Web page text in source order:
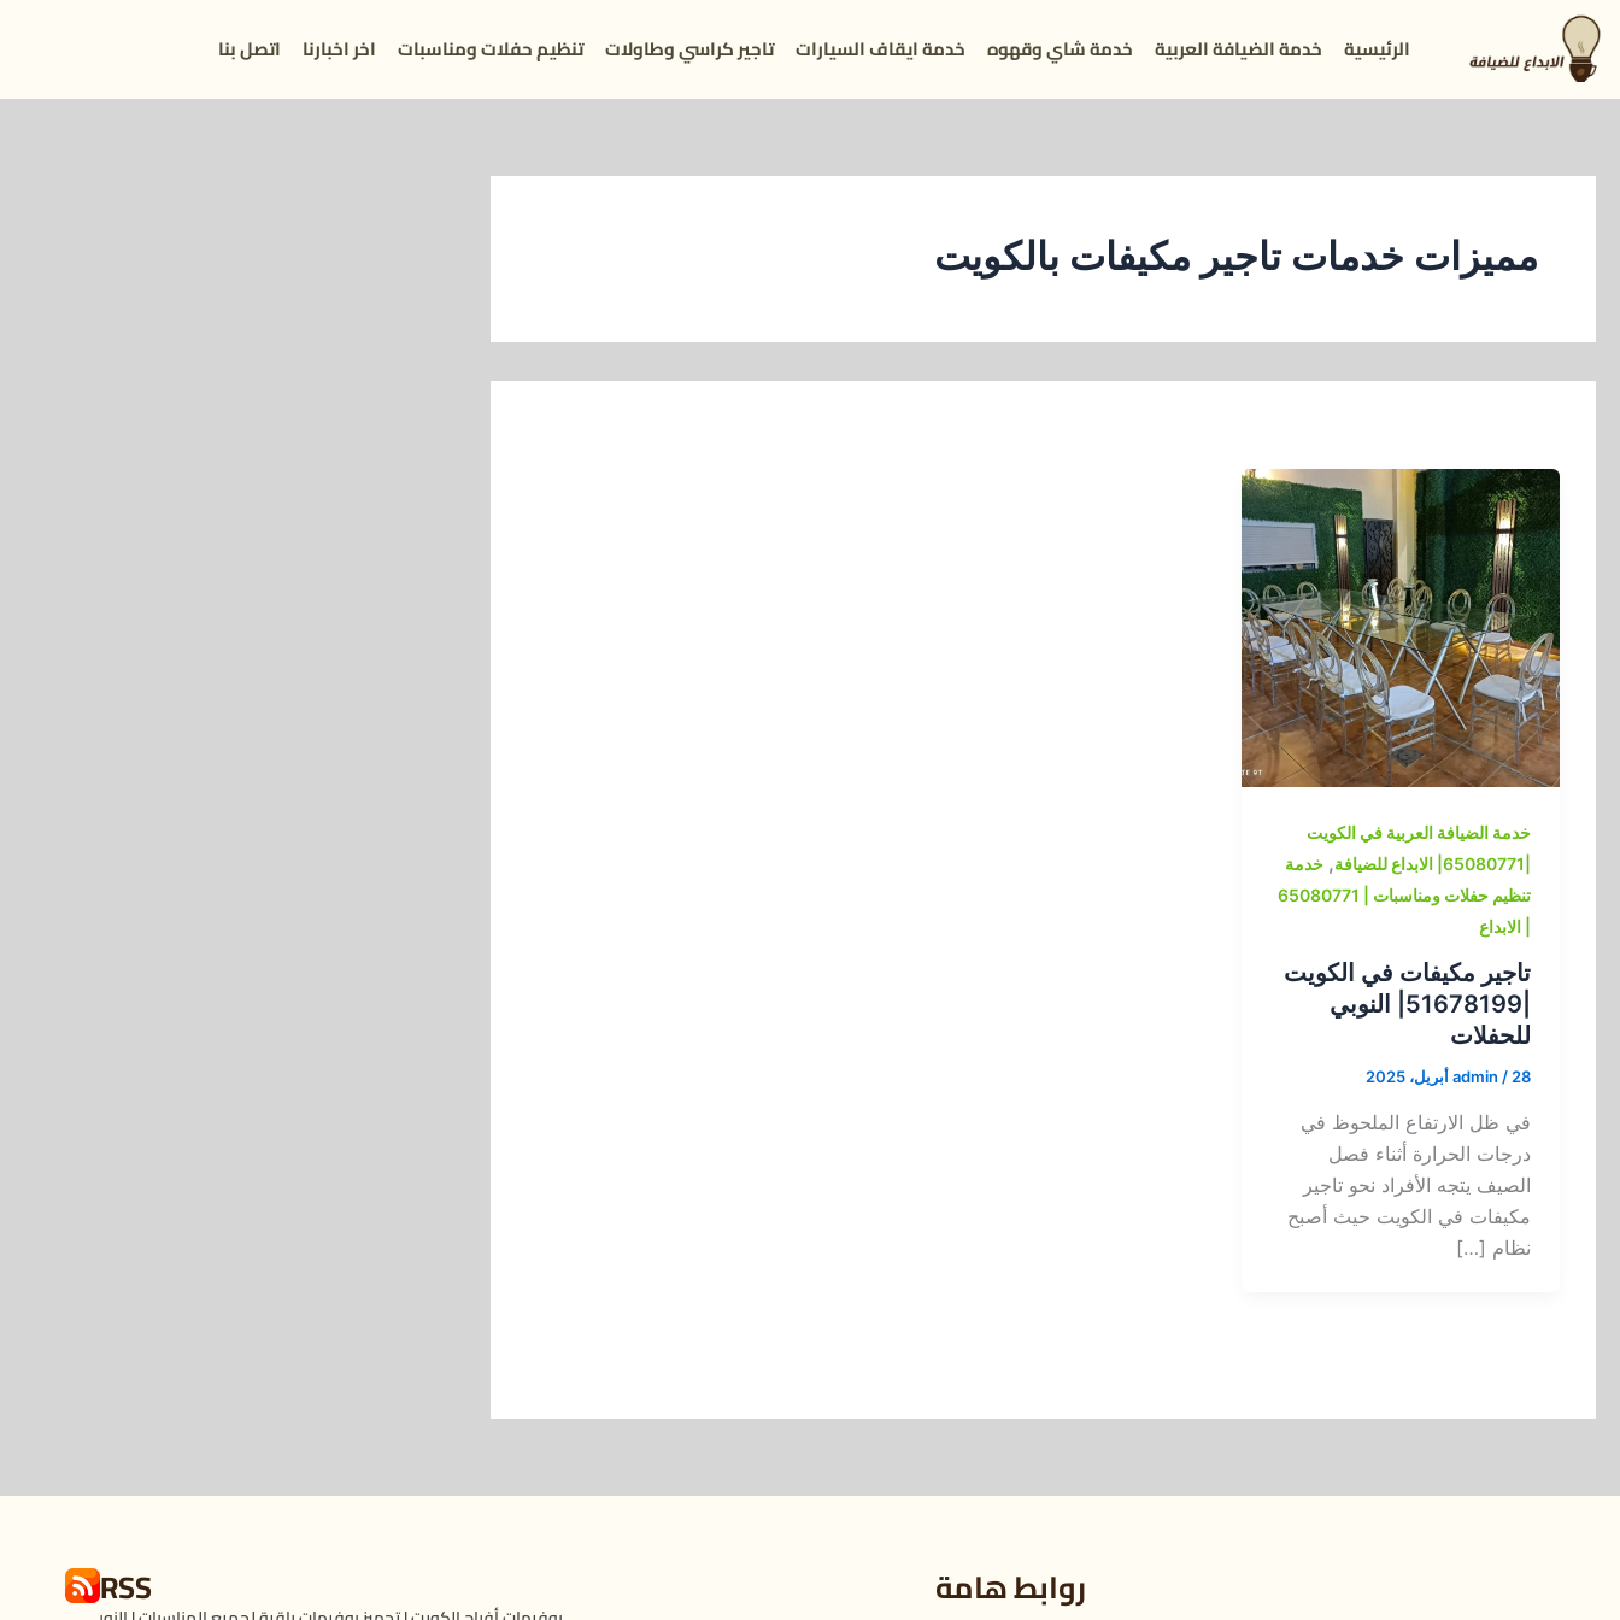
تخطي
إلى
المحتوى
الرئيسية خدمة الضيافة العربية خدمة شاي وقهوه خدمة ايقاف السيارات تاجير كراسي وطاولات تنظيم حفلات ومناسبات اخر اخبارنا اتصل بنا
مميزات خدمات تاجير مكيفات بالكويت
خدمة الضيافة العربية في الكويت
, خدمة
تنظيم حفلات ومناسبات | 65080771
| الابداع
تاجير مكيفات في الكويت
|51678199| النوبي
للحفلات
admin /28 أبريل، 2025
في ظل الارتفاع الملحوظ في
درجات الحرارة أثناء فصل
الصيف يتجه الأفراد نحو تاجير
مكيفات في الكويت حيث أصبح
نظام […]
روابط هامة RSS